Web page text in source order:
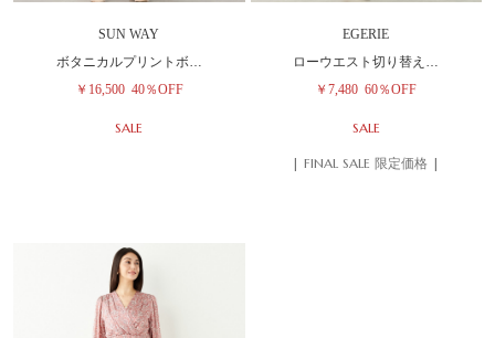
SUN WAY
ボタニカルプリントボ…
￥16,500 40％OFF
SALE
EGERIE
ローウエスト切り替え…
￥7,480 60％OFF
SALE
| FINAL SALE 限定価格 |